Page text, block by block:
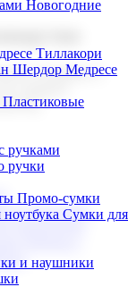
Новогодние
Тиллакори
Шердор Медресе
Пластиковые
ручками
ручки
Промо-сумки
Сумки для
и наушники
подарков и
найдете